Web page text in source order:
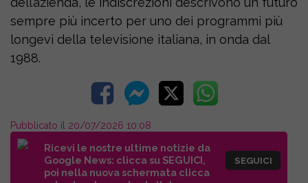
sempre più incerto per uno dei programmi più
longevi della televisione italiana, in onda dal
1988.
Pubblicato il 20/07/2026 10:08
Ricevi le nostre ultime notizie da
Google News: clicca su SEGUICI,
poi nella nuova schermata clicca
SEGUICI